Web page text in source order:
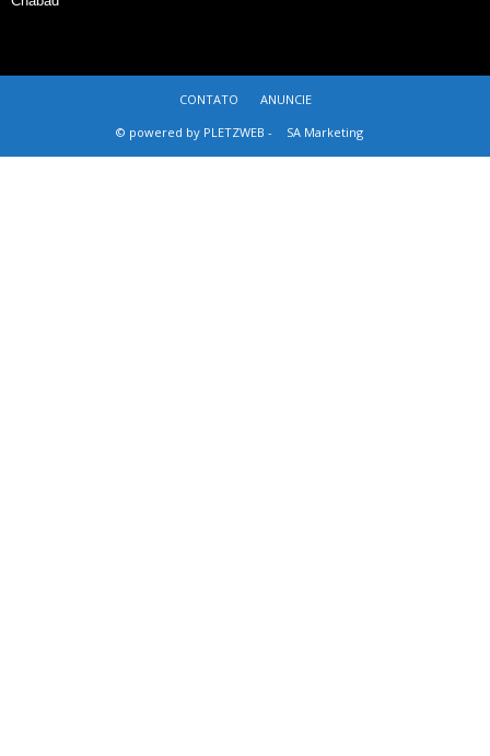
CONTATO
ANUNCIE
© powered by PLETZWEB -
SA Marketing